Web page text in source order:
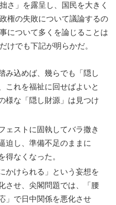
さ」を露呈し、国民を大きく
権の失敗について議論するの
について多くを論じることは
けでも下記が明らかだ。
み込めば、幾らでも「隠し
これを福祉に回せばよいと
様な「隠し財源」は見つけ
ェストに固執してバラ撒き
迫し、準備不足のままに
得なくなった。
かけられる」という妄想を
させ、尖閣問題では、「腰
」で日中関係を悪化させ